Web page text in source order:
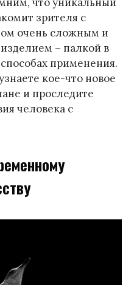
что уникальный
зрителя с
очень сложным и
– палкой в
применения.
кое-что новое
и проследите
человека с